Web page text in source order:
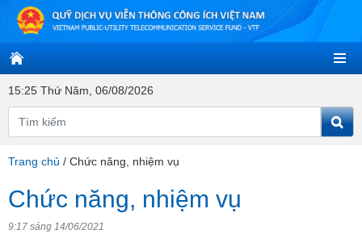
15:25 Thứ Năm, 06/08/2026
Trang chủ / Chức năng, nhiệm vụ
Chức năng, nhiệm vụ
9:17 sáng 14/06/2021